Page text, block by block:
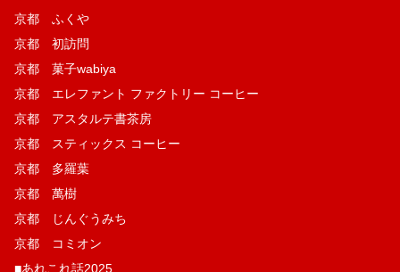
京都 ふくや
京都 初訪問
京都 菓子wabiya
京都 エレファント ファクトリー コーヒー
京都 アスタルテ書茶房
京都 スティックス コーヒー
京都 多羅葉
京都 萬樹
京都 じんぐうみち
京都 コミオン
■あれこれ話2025